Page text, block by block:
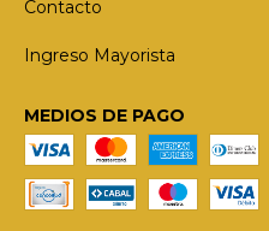
Contacto
Ingreso Mayorista
MEDIOS DE PAGO